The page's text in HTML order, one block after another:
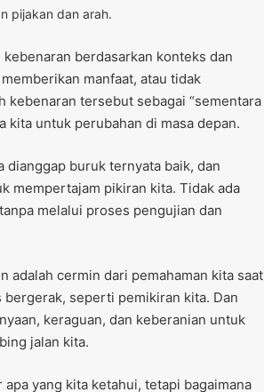
pijakan dan arah.
berdasarkan konteks dan
manfaat, atau tidak
kebenaran tersebut sebagai “sementara
kita untuk perubahan di masa depan.
dianggap buruk ternyata baik, dan
mempertajam pikiran kita. Tidak ada
melalui proses pengujian dan
adalah cermin dari pemahaman kita saat
seperti pemikiran kita. Dan
keraguan, dan keberanian untuk
jalan kita.
yang kita ketahui, tetapi bagaimana